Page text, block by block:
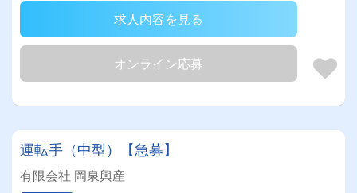
求人内容を見る
オンライン応募
運転手（中型）【急募】
有限会社 岡泉興産